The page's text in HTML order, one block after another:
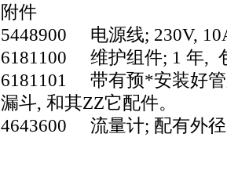
附件
5448900 电源线; 230V,
6181100 维护组件; 1 年,
6181101 带有预*安装好
漏斗, 和其ZZ它配件。
4643600 流量计; 配有外径